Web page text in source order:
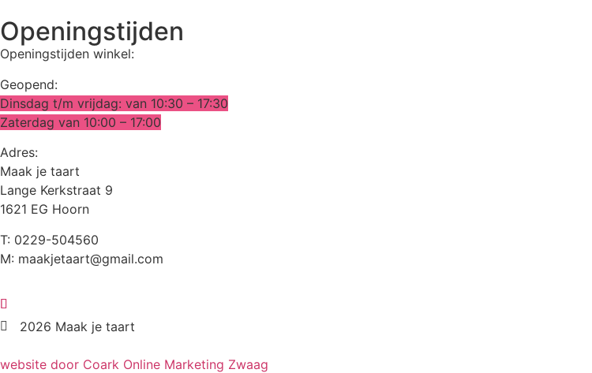
Openingstijden
Openingstijden winkel:
Geopend:
Dinsdag t/m vrijdag: van 10:30 – 17:30
Zaterdag van 10:00 – 17:00
Adres:
Maak je taart
Lange Kerkstraat 9
1621 EG Hoorn
T: 0229-504560
M: maakjetaart@gmail.com
2026 Maak je taart
website door Coark Online Marketing Zwaag